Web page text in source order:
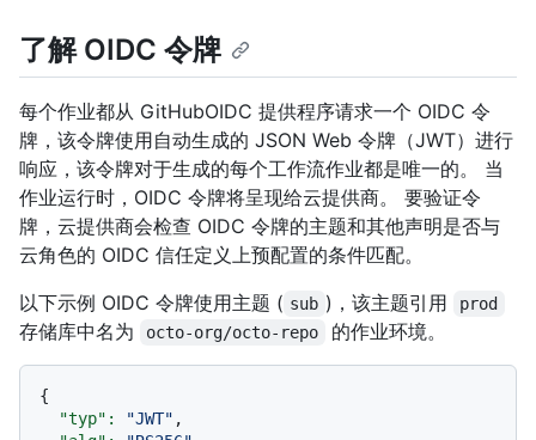
了解 OIDC 令牌
每个作业都从 GitHubOIDC 提供程序请求一个 OIDC 令
牌，该令牌使用自动生成的 JSON Web 令牌（JWT）进行
响应，该令牌对于生成的每个工作流作业都是唯一的。 当
作业运行时，OIDC 令牌将呈现给云提供商。 要验证令
牌，云提供商会检查 OIDC 令牌的主题和其他声明是否与
云角色的 OIDC 信任定义上预配置的条件匹配。
以下示例 OIDC 令牌使用主题 ( sub )，该主题引用 prod
存储库中名为 octo-org/octo-repo 的作业环境。
{
"typ":
"JWT" ,